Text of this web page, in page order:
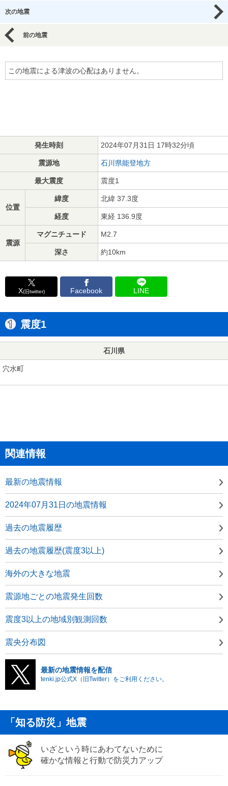
次の地震
前の地震
この地震による津波の心配はありません。
発生時刻 2024年07月31日 17時32分頃
震源地 石川県能登地方
最大震度 震度1
位置
緯度 北緯 37.3度
経度 東経 136.9度
震源
マグニチュード M2.7
深さ 約10km
X(旧twitter) Facebook LINE
震度1
石川県
穴水町
関連情報
最新の地震情報
2024年07月31日の地震情報
過去の地震履歴
過去の地震履歴(震度3以上)
海外の大きな地震
震源地ごとの地震発生回数
震度3以上の地域別観測回数
震央分布図
最新の地震情報を配信
tenki.jp公式X（旧Twitter）をご利用ください。
「知る防災」地震
いざという時にあわてないために
確かな情報と行動で防災力アップ